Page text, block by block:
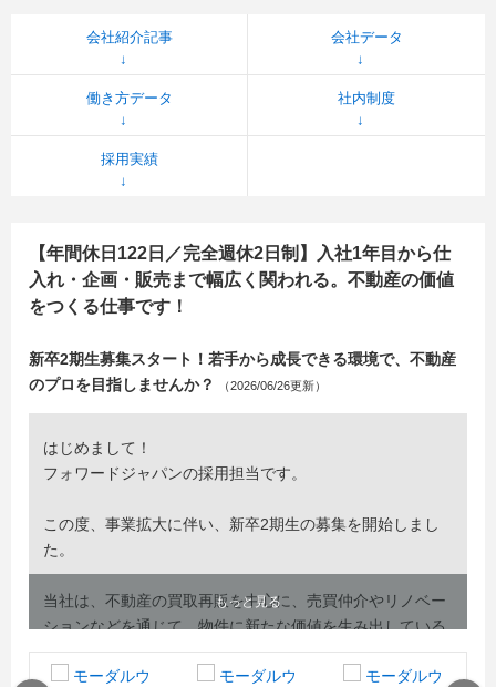
会社紹介記事 会社データ
働き方データ 社内制度
採用実績
【年間休日122日／完全週休2日制】入社1年目から仕
入れ・企画・販売まで幅広く関われる。不動産の価値
をつくる仕事です！
新卒2期生募集スタート！若手から成長できる環境で、不動産
のプロを目指しませんか？
（2026/06/26更新）
はじめまして！
フォワードジャパンの採用担当です。
この度、事業拡大に伴い、新卒2期生の募集を開始しまし
た。
当社は、不動産の買取再販を中心に、売買仲介やリノベー
ションなどを通じて、物件に新たな価値を生み出している
会社です。
少数精鋭の環境だからこそ、一人ひとりが幅広い業務に関
もっと見る